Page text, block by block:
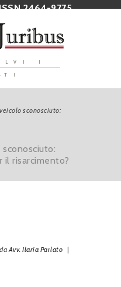
2464-9775
I
sconosciuto:
il risarcimento?
daAvv. Ilaria Parlato |